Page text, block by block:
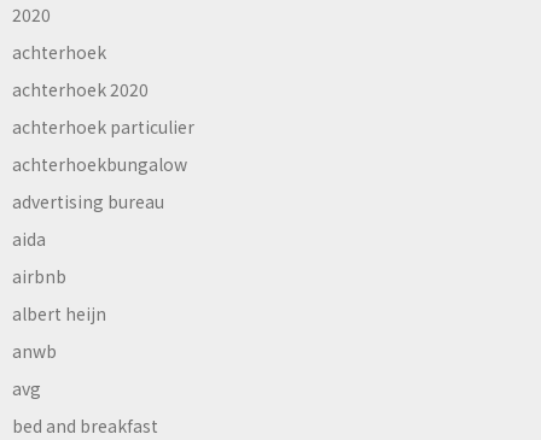
2020
achterhoek
achterhoek 2020
achterhoek particulier
achterhoekbungalow
advertising bureau
aida
airbnb
albert heijn
anwb
avg
bed and breakfast